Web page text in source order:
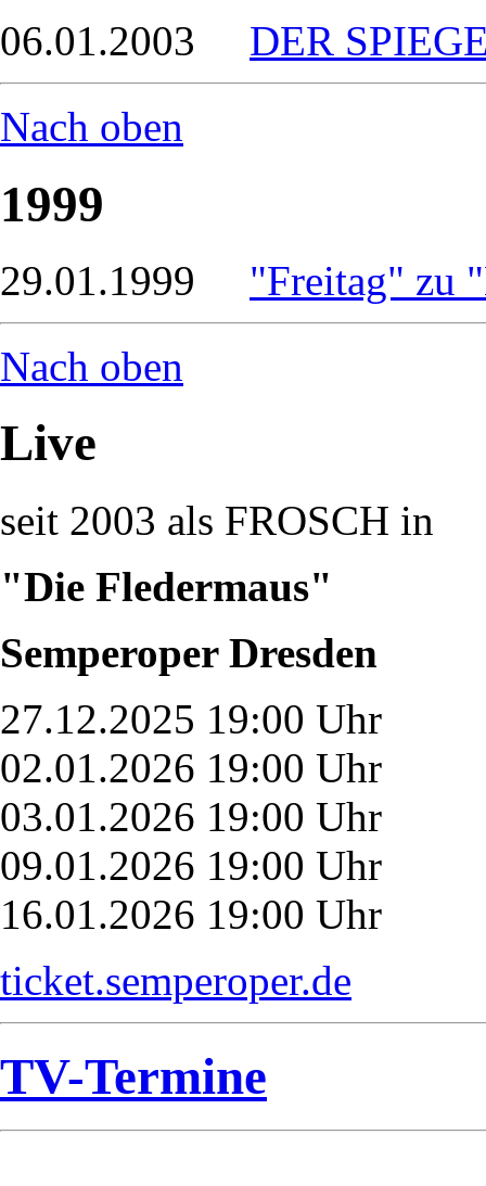
06.01.2003 DER
Nach oben
1999
29.01.1999 "Freitag" zu
Nach oben
Live
seit 2003 als FROSCH in
"Die Fledermaus"
Semperoper Dresden
27.12.2025 19:00 Uhr
02.01.2026 19:00 Uhr
03.01.2026 19:00 Uhr
09.01.2026 19:00 Uhr
16.01.2026 19:00 Uhr
ticket.semperoper.de
TV-Termine